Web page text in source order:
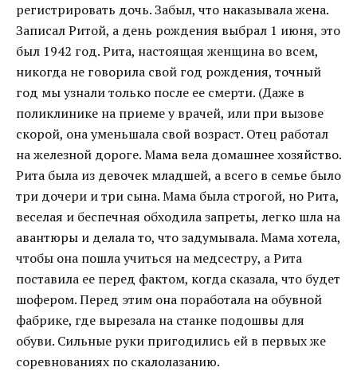
регистрировать дочь. Забыл, что наказывала жена.
Записал Ритой, а день рождения выбрал 1 июня, это
был 1942 год. Рита, настоящая женщина во всем,
никогда не говорила свой год рождения, точный
год мы узнали только после ее смерти. (Даже в
поликлинике на приеме у врачей, или при вызове
скорой, она уменьшала свой возраст. Отец работал
на железной дороге. Мама вела домашнее хозяйство.
Рита была из девочек младшей, а всего в семье было
три дочери и три сына. Мама была строгой, но Рита,
веселая и беспечная обходила запреты, легко шла на
авантюры и делала то, что задумывала. Мама хотела,
чтобы она пошла учиться на медсестру, а Рита
поставила ее перед фактом, когда сказала, что будет
шофером. Перед этим она поработала на обувной
фабрике, где вырезала на станке подошвы для
обуви. Сильные руки пригодились ей в первых же
соревнованиях по скалолазанию.